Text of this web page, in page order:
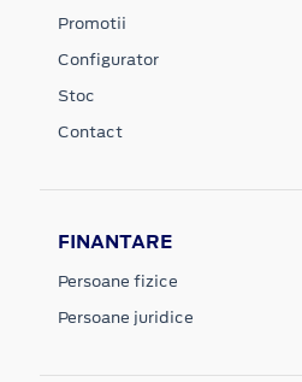
Promotii
Configurator
Stoc
Contact
FINANTARE
Persoane fizice
Persoane juridice